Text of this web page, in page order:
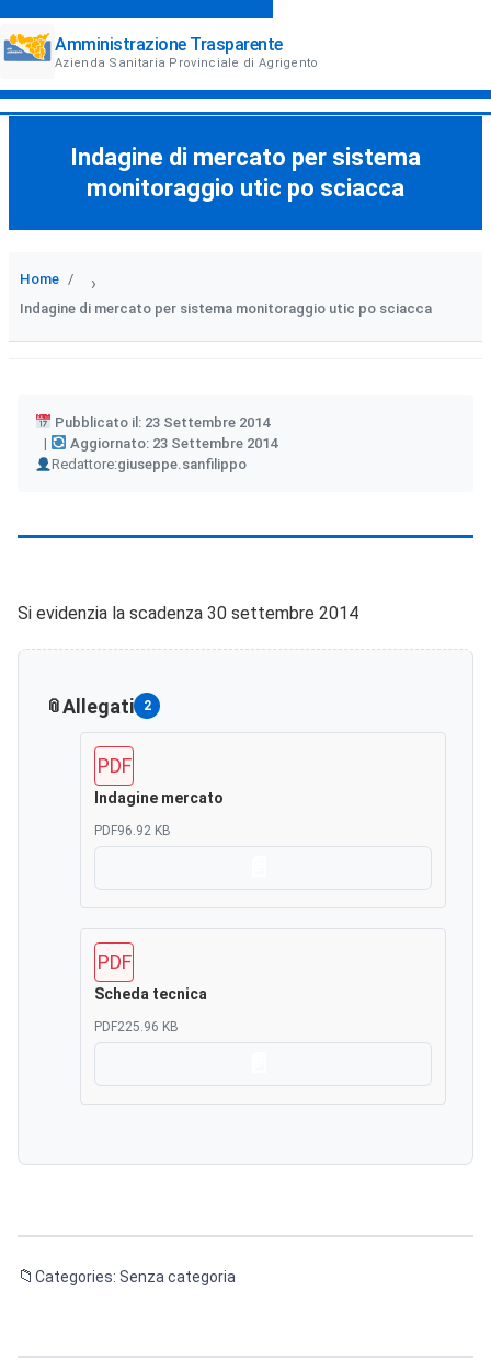
Amministrazione Trasparente
Azienda Sanitaria Provinciale di Agrigento
Indagine di mercato per sistema
monitoraggio utic po sciacca
Home ›
Indagine di mercato per sistema monitoraggio utic po sciacca
Pubblicato il: 23 Settembre 2014
Aggiornato: 23 Settembre 2014
Redattore:
Author giuseppe.sanfilippo
Si evidenzia la scadenza 30 settembre 2014
Allegati 2
PDF
Indagine mercato
PDF96.92 KB
PDF
Scheda tecnica
PDF225.96 KB
Categories: Senza categoria